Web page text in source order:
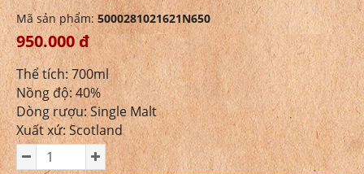
Mã sản phẩm:5000281021621N650
950.000 đ
Thể tích: 700ml
Nồng độ: 40%
Dòng rượu: Single Malt
Xuất xứ: Scotland